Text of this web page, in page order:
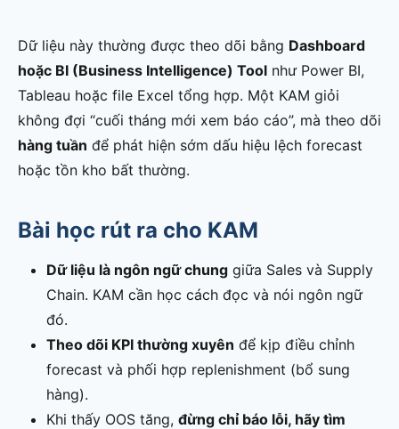
Dữ liệu này thường được theo dõi bằng Dashboard
hoặc BI (Business Intelligence) Tool như Power BI,
Tableau hoặc file Excel tổng hợp. Một KAM giỏi
không đợi “cuối tháng mới xem báo cáo”, mà theo dõi
hàng tuần để phát hiện sớm dấu hiệu lệch forecast
hoặc tồn kho bất thường.
Bài học rút ra cho KAM
Dữ liệu là ngôn ngữ chung giữa Sales và Supply
Chain. KAM cần học cách đọc và nói ngôn ngữ
đó.
Theo dõi KPI thường xuyên để kịp điều chỉnh
forecast và phối hợp replenishment (bổ sung
hàng).
Khi thấy OOS tăng, đừng chỉ báo lỗi, hãy tìm